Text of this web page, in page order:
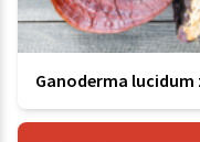
Ganoderma lucidum